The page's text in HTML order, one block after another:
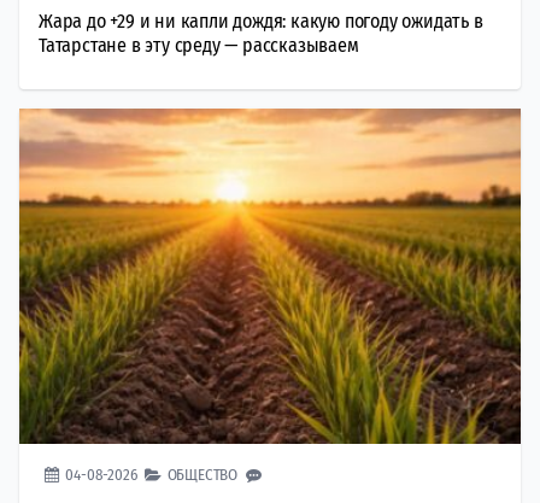
Жара до +29 и ни капли дождя: какую погоду ожидать в
Татарстане в эту среду — рассказываем
04-08-2026 ОБЩЕСТВО